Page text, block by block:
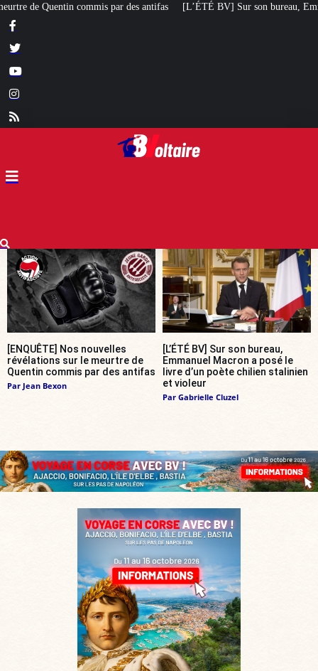
[L’ÉTÉ BV] Sur son bureau, Emmanuel Macron a posé le livre d’un
[ENQUÊTE] Nos nouvelles
révélations sur le meurtre de
Quentin commis par des antifas
Par Jean Bexon
[L’ÉTÉ BV] Sur son bureau,
Emmanuel Macron a posé le
livre d’un poète chilien stalinien
et violeur
Par Gabrielle Cluzel